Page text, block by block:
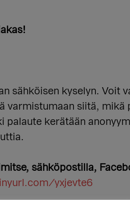
sähköisen kyselyn. Voit
varmistumaan siitä, mikä
kerätään
sähköpostilla,
yxjevte6